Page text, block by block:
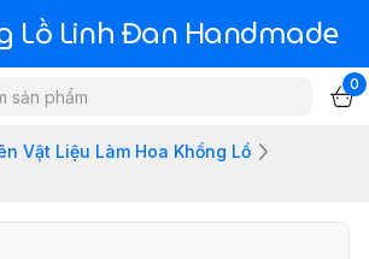
Lồ Linh Đan Handmade
0
Vật Liệu Làm Hoa Khổng Lồ